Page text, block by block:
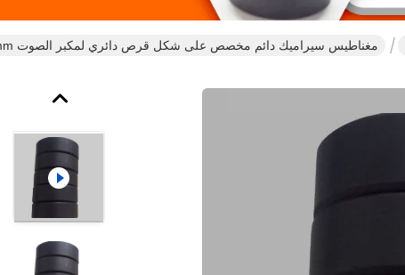
مغناطيس سيراميك دائم مخصص على شكل قرص دائري لمكبر الصوت D18 x 5mm